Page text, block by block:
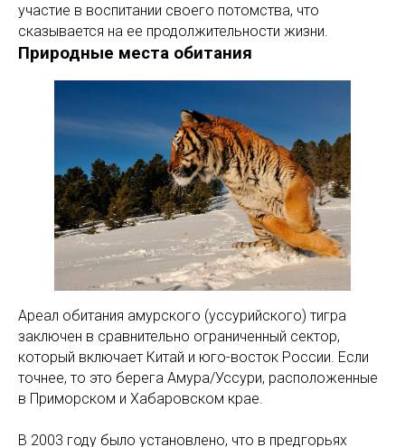
участие в воспитании своего потомства, что
сказывается на ее продолжительности жизни.
Природные места обитания
Ареал обитания амурского (уссурийского) тигра
заключен в сравнительно ограниченный сектор,
который включает Китай и юго-восток России. Если
точнее, то это берега Амура/Уссури, расположенные
в Приморском и Хабаровском крае.
В 2003 году было установлено, что в предгорьях